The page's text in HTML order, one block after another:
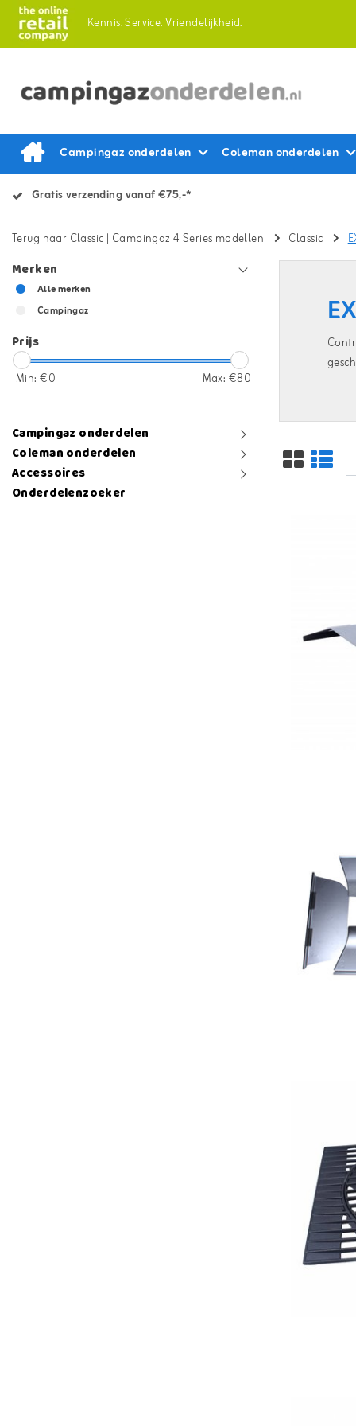
Kennis.Service.Vriendelijkheid.
Campingaz onderdelen Coleman onderdelen
Gratis verzending vanaf €75,-*
Terug naar Classic | Campingaz 4 Series modellen Classic
Merken
Alle merken
Campingaz
Prijs
Min: €0 Max: €80
Campingaz onderdelen
Coleman onderdelen
Accessoires
Onderdelenzoeker